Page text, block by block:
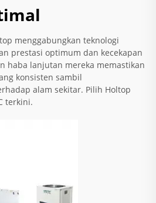
menggabungkan teknologi
prestasi optimum dan kecekapan
haba lanjutan mereka memastikan
konsisten sambil
alam sekitar. Pilih Holtop
terkini.